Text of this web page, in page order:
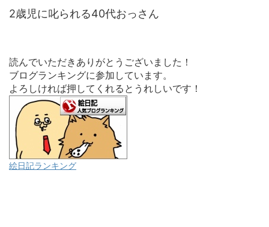
2歳児に叱られる40代おっさん
読んでいただきありがとうございました！
ブログランキングに参加しています。
よろしければ押してくれるとうれしいです！
絵日記ランキング